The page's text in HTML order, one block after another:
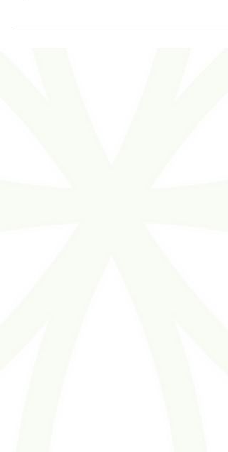
cenote, ¡flotando en una plataforma sobre aguas